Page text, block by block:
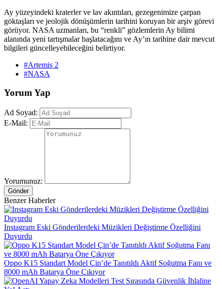
Ay yüzeyindeki kraterler ve lav akıntıları, gezegenimize çarpan
göktaşları ve jeolojik dönüşümlerin tarihini koruyan bir arşiv görevi
görüyor. NASA uzmanları, bu “renkli” gözlemlerin Ay bilimi
alanında yeni tartışmalar başlatacağını ve Ay’ın tarihine dair mevcut
bilgileri güncelleyebileceğini belirtiyor.
#Artemis 2
#NASA
Yorum Yap
Ad Soyad:
E-Mail:
Yorumunuz:
Gönder
Benzer Haberler
Instagram Eski Gönderilerdeki Müzikleri Değiştirme Özelliğini
Duyurdu
Oppo K15 Standart Model Çin’de Tanıtıldı Aktif Soğutma Fanı ve
8000 mAh Batarya Öne Çıkıyor